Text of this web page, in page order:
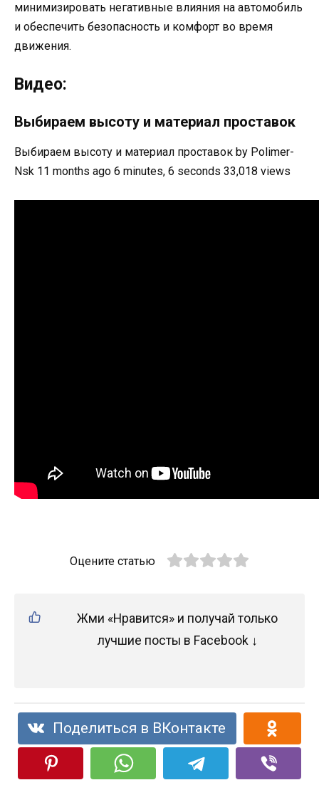
минимизировать негативные влияния на автомобиль
и обеспечить безопасность и комфорт во время
движения.
Видео:
Выбираем высоту и материал проставок
Выбираем высоту и материал проставок by Polimer-
Nsk 11 months ago 6 minutes, 6 seconds 33,018 views
Оцените статью
Жми «Нравится» и получай только
лучшие посты в Facebook ↓
Поделиться в ВКонтакте